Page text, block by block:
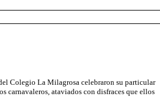
Colegio La Milagrosa celebraron su particular
carnavaleros, ataviados con disfraces que ellos